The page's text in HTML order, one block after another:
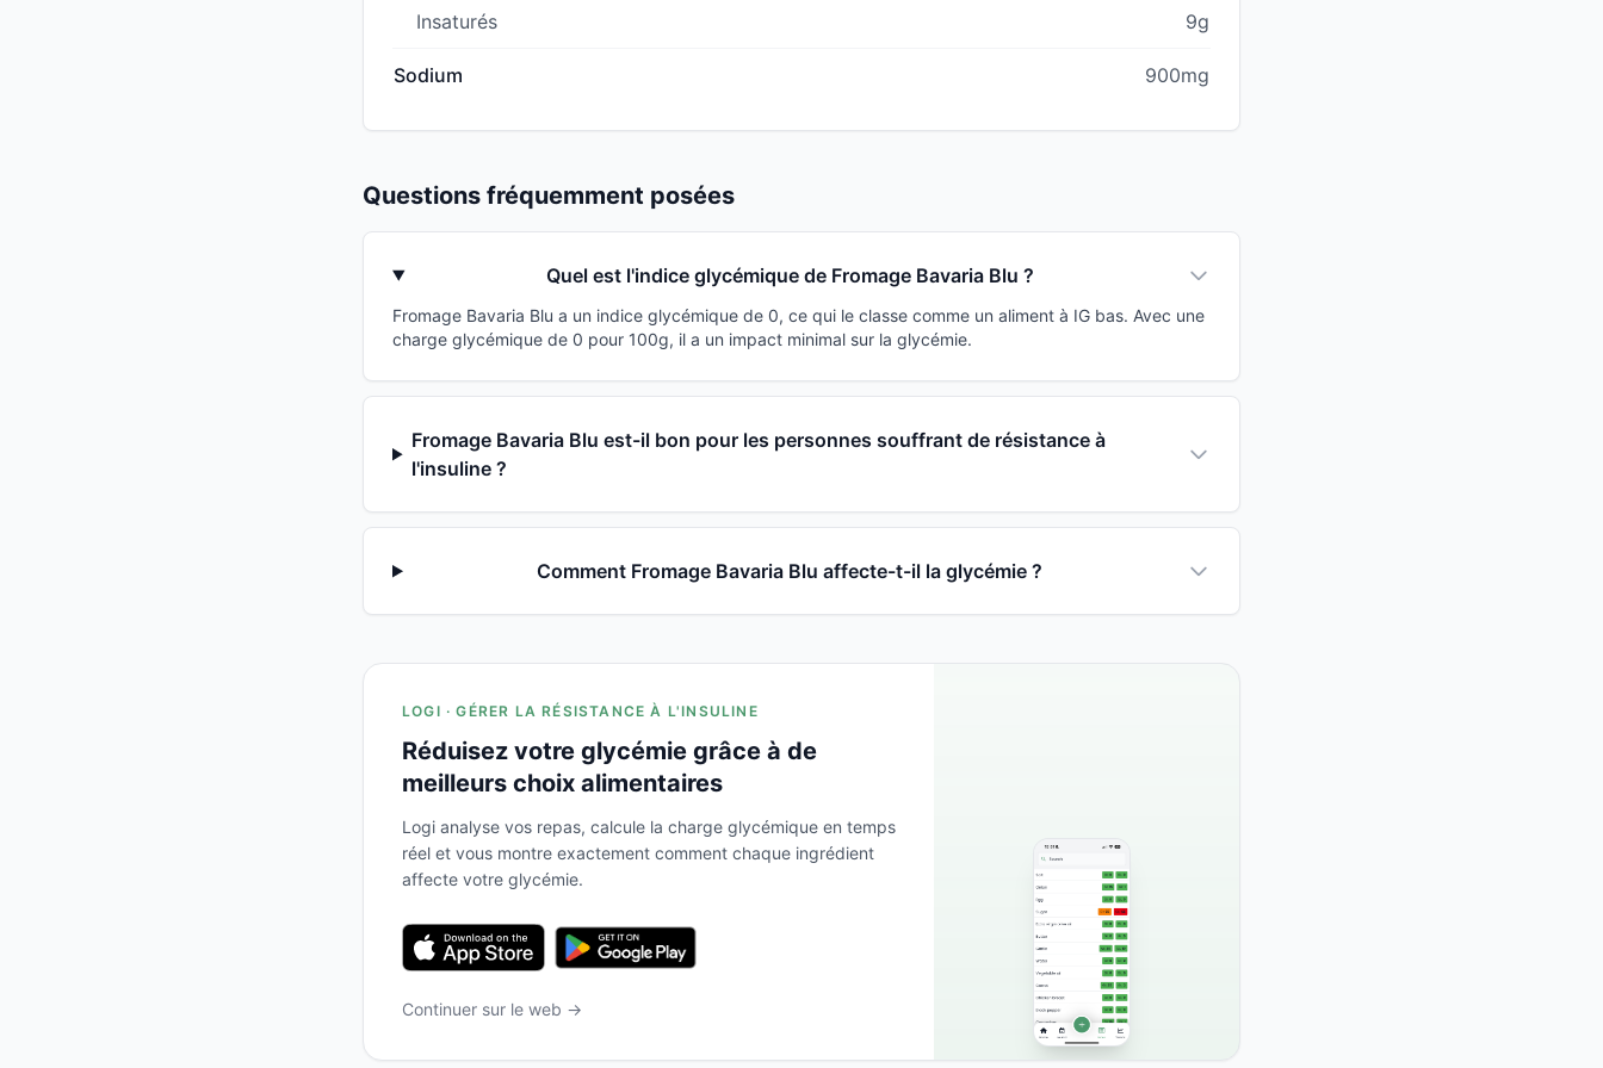
Insaturés 9g
Sodium 900mg
Questions fréquemment posées
Quel est l'indice glycémique de Fromage Bavaria Blu ?
Fromage Bavaria Blu a un indice glycémique de 0, ce qui le classe comme un aliment à IG bas. Avec une
charge glycémique de 0 pour 100g, il a un impact minimal sur la glycémie.
Fromage Bavaria Blu est-il bon pour les personnes souffrant de résistance à
l'insuline ?
Comment Fromage Bavaria Blu affecte-t-il la glycémie ?
LOGI · GÉRER LA RÉSISTANCE À L'INSULINE
Réduisez votre glycémie grâce à de
meilleurs choix alimentaires
Logi analyse vos repas, calcule la charge glycémique en temps
réel et vous montre exactement comment chaque ingrédient
affecte votre glycémie.
Continuer sur le web →